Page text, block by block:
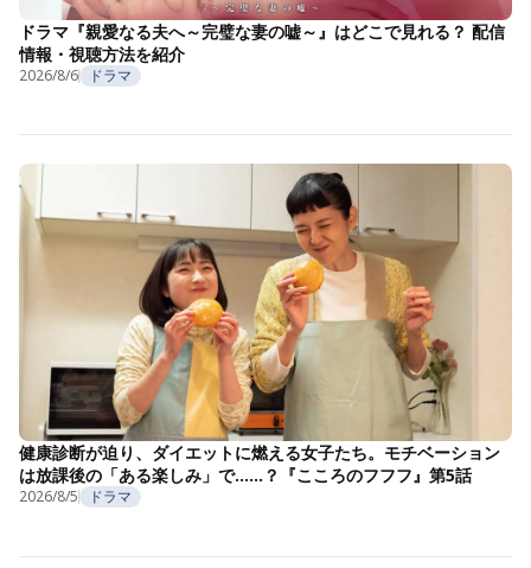
ドラマ『親愛なる夫へ～完璧な妻の嘘～』はどこで見れる？ 配信
情報・視聴方法を紹介
2026/8/6 ドラマ
健康診断が迫り、ダイエットに燃える女子たち。モチベーション
は放課後の「ある楽しみ」で……？『こころのフフフ』第5話
2026/8/5 ドラマ